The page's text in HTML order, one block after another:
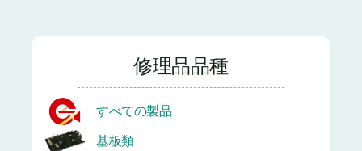
修理品品種
すべての製品
基板類